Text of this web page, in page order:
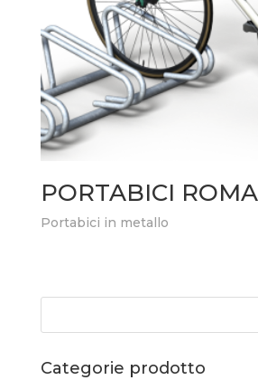
PORTABICI
Portabici in metallo
Categorie prodotto